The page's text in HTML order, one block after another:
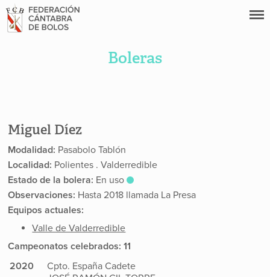
Boleras
Miguel Díez
Modalidad: Pasabolo Tablón
Localidad: Polientes . Valderredible
Estado de la bolera: En uso
Observaciones: Hasta 2018 llamada La Presa
Equipos actuales:
Valle de Valderredible
Campeonatos celebrados: 11
2020
Cpto. España Cadete